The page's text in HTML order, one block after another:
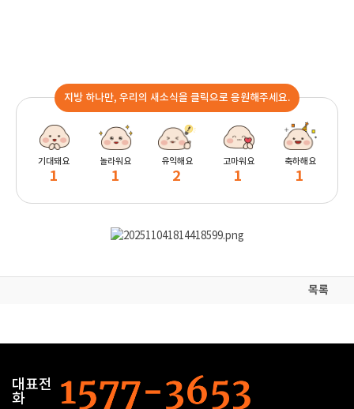
지방 하나만, 우리의 새소식을 클릭으로 응원해주세요.
기대돼요
1
놀라워요
1
유익해요
2
고마워요
1
축하해요
1
목록
대표전
화